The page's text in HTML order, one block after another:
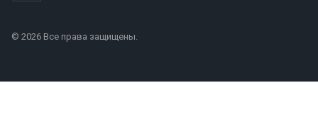
© 2026 Все права защищены.